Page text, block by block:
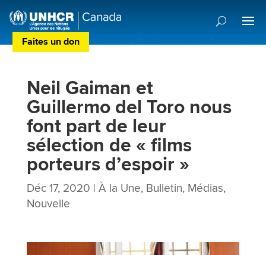
Faites un don Centre de Préférences des Donateurs
Neil Gaiman et
Guillermo del Toro nous
font part de leur
sélection de « films
porteurs d’espoir »
Déc 17, 2020 | À la Une, Bulletin, Médias,
Nouvelle